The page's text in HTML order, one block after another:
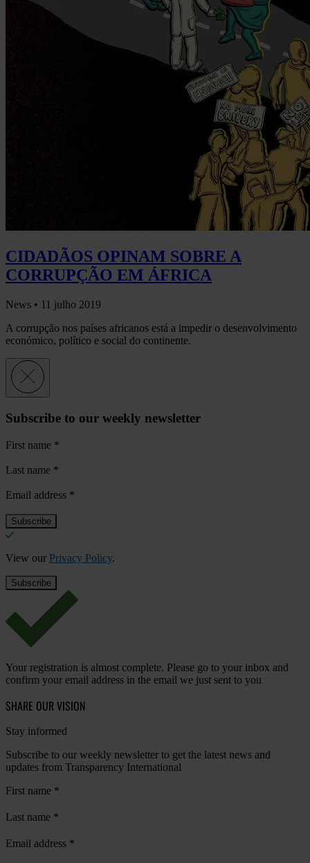
CIDADÃOS OPINAM SOBRE A
CORRUPÇÃO EM ÁFRICA
News • 11 julho 2019
A corrupção nos países africanos está a impedir o desenvolvimento
económico, político e social do continente.
Subscribe to our weekly newsletter
First name *
Last name *
Email address *
View our Privacy Policy.
Your registration is almost complete. Please go to your inbox and
confirm your email address in the email we just sent to you
SHARE OUR VISION
Stay informed
Subscribe to our weekly newsletter to get the latest news and
updates from Transparency International
First name *
Last name *
Email address *